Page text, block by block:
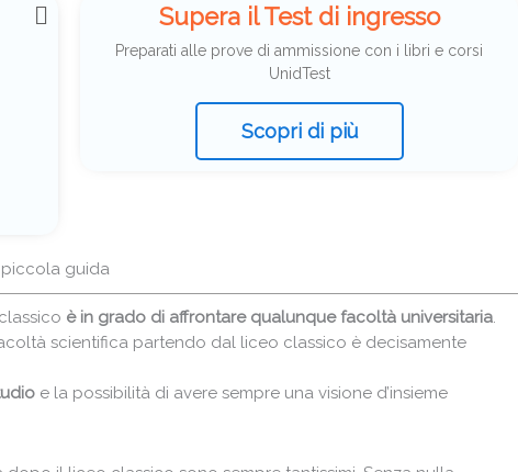
Supera il Test di ingresso
Preparati alle prove di ammissione con i libri e corsi
UnidTest
Scopri di più
piccola guida
è in grado di affrontare qualunque facoltà universitaria.
scientifica partendo dal liceo classico è decisamente
e la possibilità di avere sempre una visione d’insieme